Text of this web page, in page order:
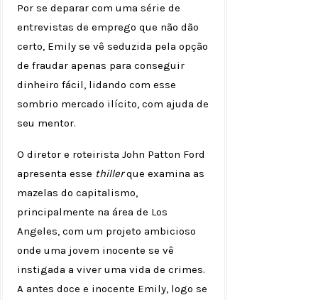
Por se deparar com uma série de
entrevistas de emprego que não dão
certo, Emily se vê seduzida pela opção
de fraudar apenas para conseguir
dinheiro fácil, lidando com esse
sombrio mercado ilícito, com ajuda de
seu mentor.
O diretor e roteirista John Patton Ford
apresenta esse thillerque examina as
mazelas do capitalismo,
principalmente na área de Los
Angeles, com um projeto ambicioso
onde uma jovem inocente se vê
instigada a viver uma vida de crimes.
A antes doce e inocente Emily, logo se